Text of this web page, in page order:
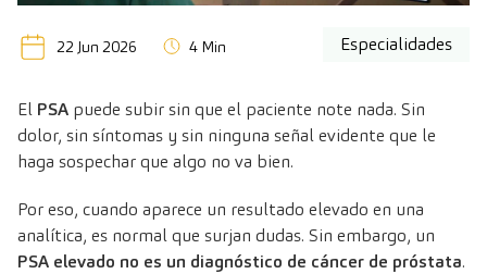
22 Jun 2026 4 Min Especialidades
El PSA puede subir sin que el paciente note nada. Sin
dolor, sin síntomas y sin ninguna señal evidente que le
haga sospechar que algo no va bien.
Por eso, cuando aparece un resultado elevado en una
analítica, es normal que surjan dudas. Sin embargo, un
PSA elevado no es un diagnóstico de cáncer de próstata.